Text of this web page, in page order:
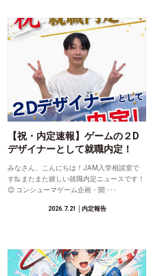
【祝・内定速報】ゲームの２D
デザイナーとして就職内定！
みなさん、こんにちは！JAM入学相談室で
す🙋またまた嬉しい就職内定ニュースです！
😊 コンシューマゲーム企画・開 ･･･
2026.7.21 │内定報告